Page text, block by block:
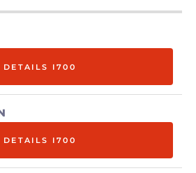
DETAILS I700
DETAILS I700